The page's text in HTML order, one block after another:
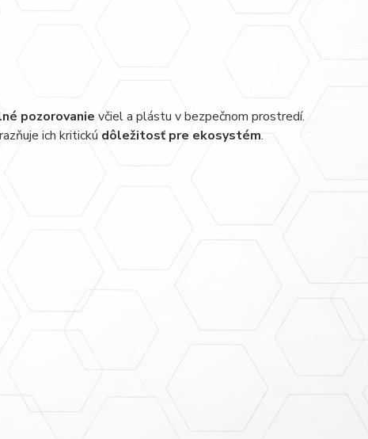
pozorovanie včiel a plástu v bezpečnom prostredí.
ich kritickú dôležitosť pre ekosystém.